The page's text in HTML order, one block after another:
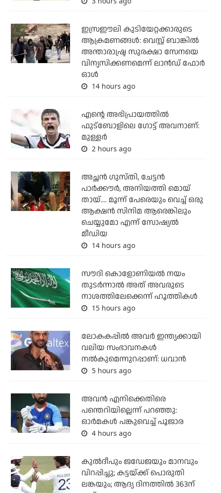
ഇസ്രഈലി കുടിയേറ്റക്കാരുടെ
ആക്രമണങ്ങള്‍: വെസ്റ്റ് ബാങ്കില്‍
അന്താരാഷ്ട്ര സുരക്ഷാ സേനയെ
വിന്യസിക്കണമെന്ന് ലാന്‍ഡ് ഫോര്‍
ഓള്‍
14 hours ago
എന്റെ അഭിപ്രായത്തില്‍
ഫുട്‌ബോളിലെ ഗോട്ട് അവനാണ്:
മുള്ളര്‍
2 hours ago
അച്ഛന്‍ ഗുസ്തി, ചേട്ടന്‍
പാര്‍ക്കൗര്‍, അനിയത്തി മൊയ്
തായ്.... മൂന്ന് പേരെയും വെച്ച് ഒരു
ആക്ഷന്‍ സിനിമ ആരെങ്കിലും
ചെയ്യുമോ എന്ന് സോഷ്യല്‍
മീഡിയ
14 hours ago
സൗദി കൊളോണിയല്‍ നയം
തുടര്‍ന്നാല്‍ അത് അവരുടെ
നാശത്തിലേക്കെന്ന് ഹൂത്തികള്‍
15 hours ago
ലോകകപ്പിൽ അവര്‍ ഇന്ത്യക്കായി
വലിയ സംഭാവനകള്‍
നല്‍കുമെന്നുറപ്പാണ്: ധവാന്‍
5 hours ago
അവന്‍ എനിക്കെതിരെ
പന്തെറിയില്ലെന്ന് പറഞ്ഞു:
ഓര്‍മകള്‍ പങ്കുവെച്ച് പൂജാര
4 hours ago
കുല്‍ദീപും ജഡേജയും മാനവും
വിറപ്പിച്ചു; കട്ടയ്ക്ക് പൊരുതി
ലങ്കയും; ആദ്യ ദിനത്തില്‍ 363ന്